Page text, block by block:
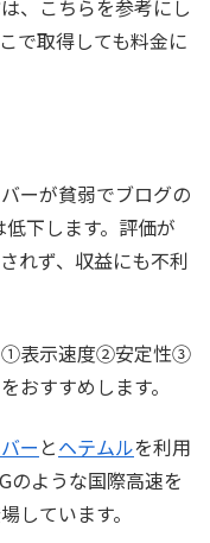
、こちらを参考にし
で取得しても料金に
ーが貧弱でブログの
下します。評価が
れず、収益にも不利
①表示速度②安定性③
おすすめします。
ー とヘテムルを利用
のような国際高速を
しています。